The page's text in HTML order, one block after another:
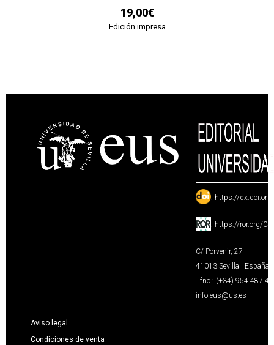
19,00€
Edición impresa
: https://
: https://ror.org/
C/ Porvenir, 27
41013 Sevilla · España
Tfno.: (+34) 954 487
info-eus@us.es
Aviso legal
Condiciones de venta